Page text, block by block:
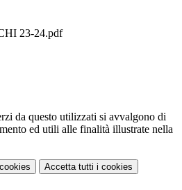
23-24.pdf
da questo utilizzati si avvalgono di
ed utili alle finalità illustrate nella
Accetta tutti i cookies